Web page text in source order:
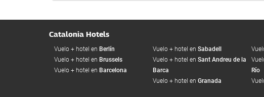
Catalonia Hotels
Vuelo + hotel en Berlín
Vuelo + hotel en Brussels
Vuelo + hotel en Barcelona
Vuelo + hotel en Sabadell
Vuelo + hotel en Sant Andreu de la
Barca
Vuelo + hotel en Granada
Río